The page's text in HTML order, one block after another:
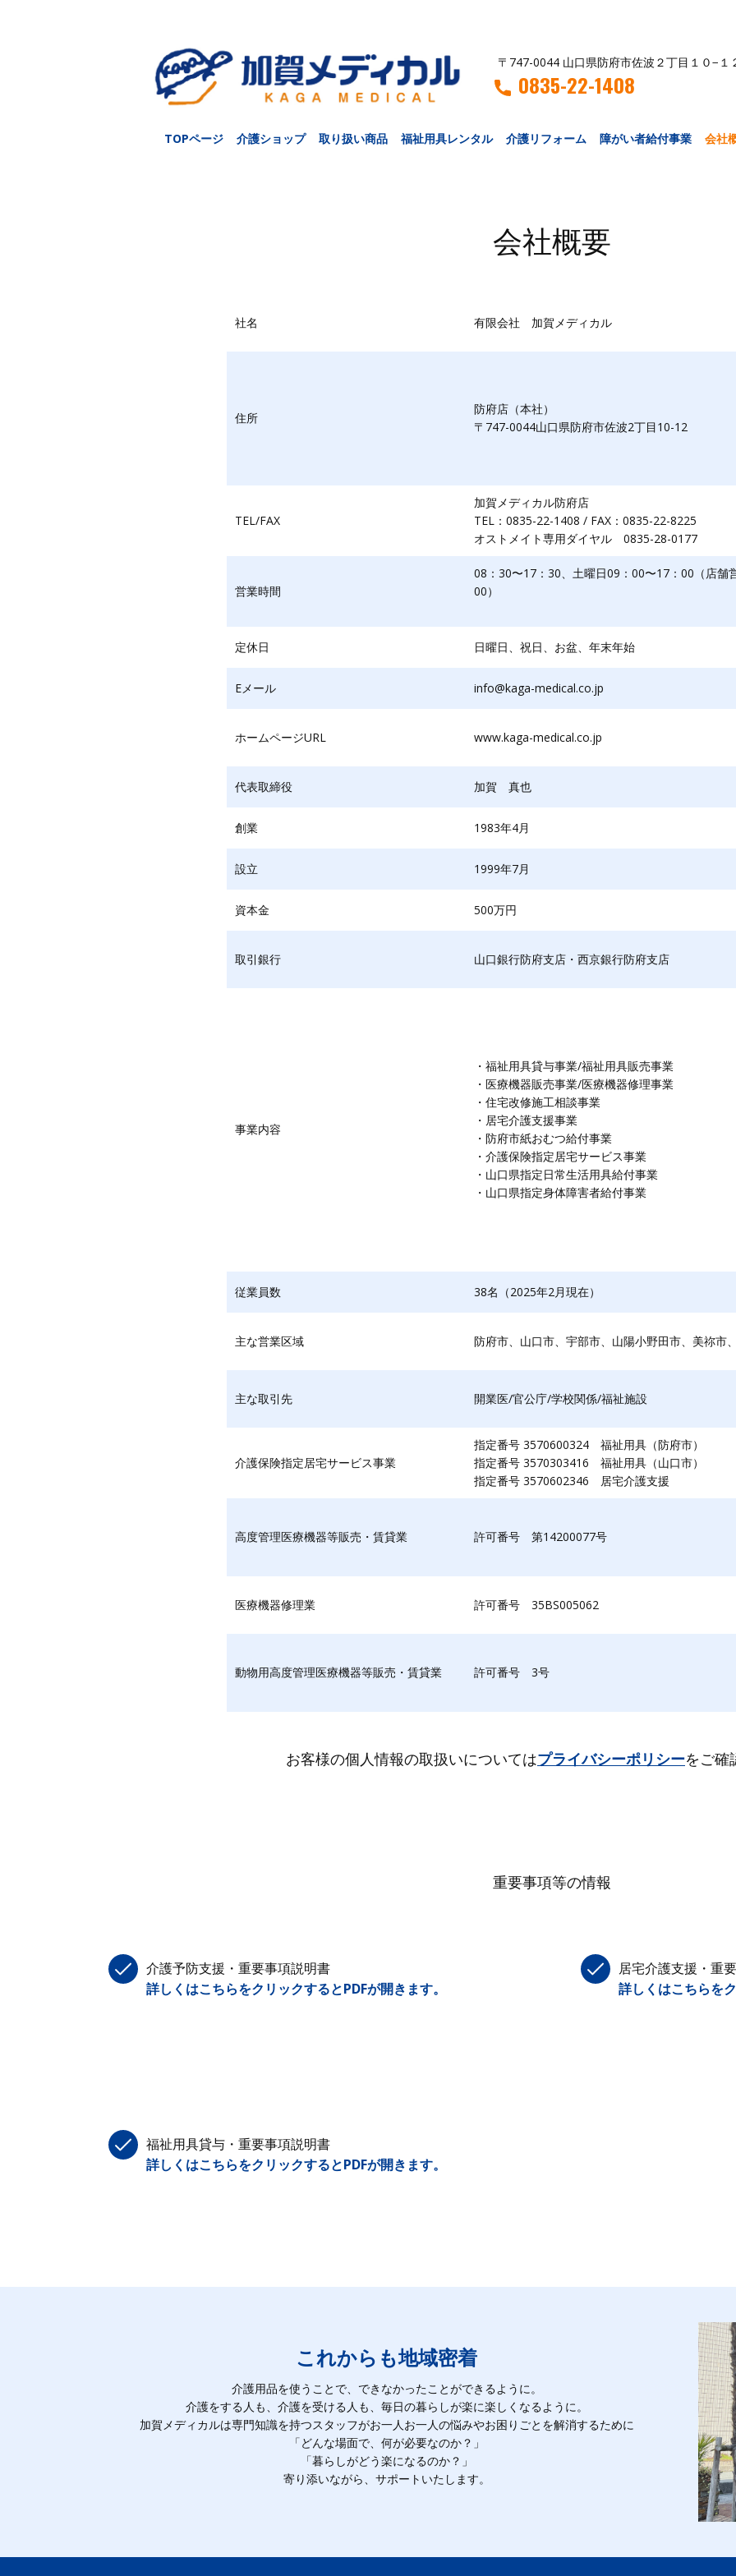
〒747-0044 山口県防府市佐波２丁目１０−１
0835-22-1408
TOPページ 介護ショップ 取り扱い商品 福祉用具レンタル 介護リフォーム 障がい者給付事業 会社
会社概要
社名 有限会社 加賀メディカル
住所
防府店（本社）
〒747-0044山口県防府市佐波2丁目10-12
TEL/FAX
加賀メディカル防府店
TEL：0835-22-1408 / FAX：0835-22-8225
オストメイト専用ダイヤル 0835-28-0177
営業時間
08：30〜17：30、土曜日09：00〜17：00（店舗
00）
定休日 日曜日、祝日、お盆、年末年始
Eメール info@kaga-medical.co.jp
ホームページURL www.kaga-medical.co.jp
代表取締役 加賀 真也
創業 1983年4月
設立 1999年7月
資本金 500万円
取引銀行 山口銀行防府支店・西京銀行防府支店
事業内容
・福祉用具貸与事業/福祉用具販売事業
・医療機器販売事業/医療機器修理事業
・住宅改修施工相談事業
・居宅介護支援事業
・防府市紙おむつ給付事業
・​介護保険指定居宅サービス事業
・山口県指定日常生活用具給付事業
・山口県指定身体障害者給付事業
従業員数 38名（2025年2月現在）
主な営業区域 防府市、山口市、宇部市、山陽小野田市、美祢市
主な取引先 開業医/官公庁/学校関係/福祉施設
介護保険指定居宅サービス事業
指定番号 3570600324 福祉用具（防府市）
指定番号 3570303416 福祉用具（山口市）
指定番号 3570602346 居宅介護支援
高度管理医療機器等販売・賃貸業 許可番号 第14200077号
医療機器修理業 許可番号 35BS005062
動物用高度管理医療機器等販売・賃貸業 許可番号 3号
お客様の個人情報の取扱いについてはプライバシーポリシーをご確
重要事項等の情報
介護予防支援・重要事項説明書
詳しくはこちらをクリックするとPDFが開きます。
居宅介護支援・重
詳しくはこちらを
福祉用具貸与・重要事項説明書
詳しくはこちらをクリックするとPDFが開きます。
これからも地域密着
介護用品を使うことで、できなかったことができるように。
介護をする人も、介護を受ける人も、毎日の暮らしが楽に楽しくなるように。
加賀メディカルは専門知識を持つスタッフがお一人お一人の悩みやお困りごとを解消するために
「どんな場面で、何が必要なのか？」
「暮らしがどう楽になるのか？」
寄り添いながら、サポートいたします。